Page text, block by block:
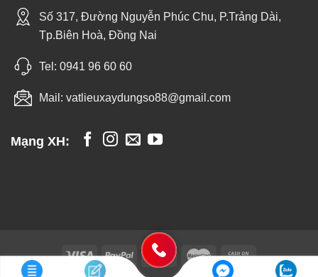
Số 317, Đường Nguyễn Phúc Chu, P.Trảng Dài,
Tp.Biên Hoà, Đồng Nai
Tel: 0941 96 60 60
Mail: vatlieuxaydungso88@gmail.com
Mạng XH: